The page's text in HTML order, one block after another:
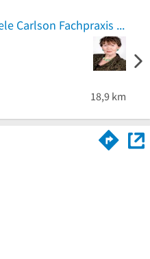
Dipl.-Psych. Brigitte Gabriele Carlson Fachpraxis für Psychotherapie
18,9 km